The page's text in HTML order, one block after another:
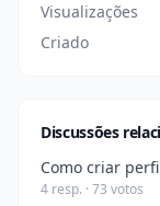
Visualizações
Criado
Discussões
Como criar
4 resp. · 73 votos